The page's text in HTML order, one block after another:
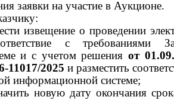
заявки на участие в Аукционе.
извещение о проведении
с требованиями
и с учетом решения от
11017/2025 и разместить
информационной системе;
новую дату окончания